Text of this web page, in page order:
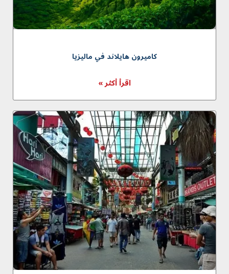
كاميرون هايلاند في ماليزيا
اقرأ أكثر »